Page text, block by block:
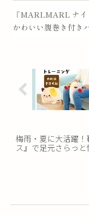
「MARLMARL ナ
かわいい腹巻き付き
梅雨・夏に大活躍
ス』で足元さらっと